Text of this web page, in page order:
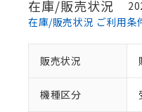
在庫/販売状況
在庫/販売状況 ご利用条
販売状況
機種区分